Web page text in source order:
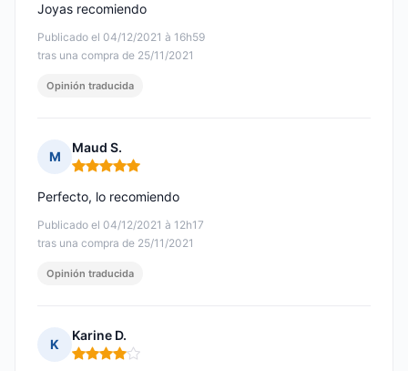
Publicado el 04/12/2021 à 16h59
tras una compra de 25/11/2021
Joyas recomiendo
Opinión traducida
M
Maud S.
Nota: 5 de 5
Publicado el 04/12/2021 à 12h17
tras una compra de 25/11/2021
Perfecto, lo recomiendo
Opinión traducida
K
Karine D.
Nota: 4 de 5